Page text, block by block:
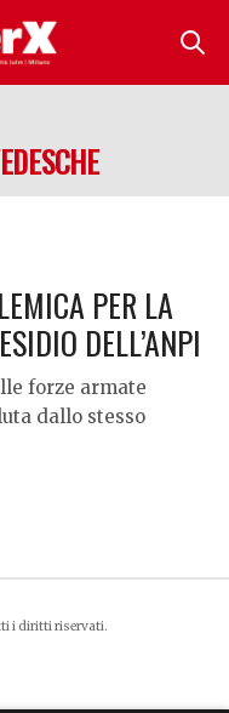
PER LA
DELL’ANPI
forze armate
dallo stesso
i diritti riservati.